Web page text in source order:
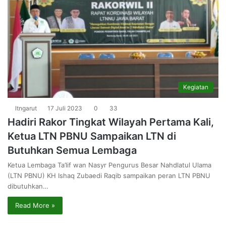
Kegiatan
ltngarut 17 Juli 2023 0 33
Hadiri Rakor Tingkat Wilayah Pertama Kali,
Ketua LTN PBNU Sampaikan LTN di
Butuhkan Semua Lembaga
Ketua Lembaga Ta’lif wan Nasyr Pengurus Besar Nahdlatul Ulama
(LTN PBNU) KH Ishaq Zubaedi Raqib sampaikan peran LTN PBNU
dibutuhkan…
Read More »